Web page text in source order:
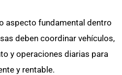
aspecto fundamental dentro
deben coordinar vehículos,
y operaciones diarias para
y rentable.